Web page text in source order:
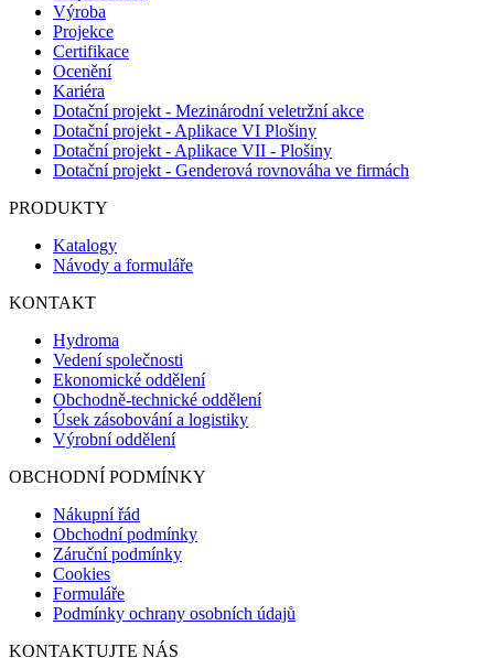
Výroba
Projekce
Certifikace
Ocenění
Kariéra
Dotační projekt - Mezinárodní veletržní akce
Dotační projekt - Aplikace VI Plošiny
Dotační projekt - Aplikace VII - Plošiny
Dotační projekt - Genderová rovnováha ve firmách
PRODUKTY
Katalogy
Návody a formuláře
KONTAKT
Hydroma
Vedení společnosti
Ekonomické oddělení
Obchodně-technické oddělení
Úsek zásobování a logistiky
Výrobní oddělení
OBCHODNÍ PODMÍNKY
Nákupní řád
Obchodní podmínky
Záruční podmínky
Cookies
Formuláře
Podmínky ochrany osobních údajů
KONTAKTUJTE NÁS